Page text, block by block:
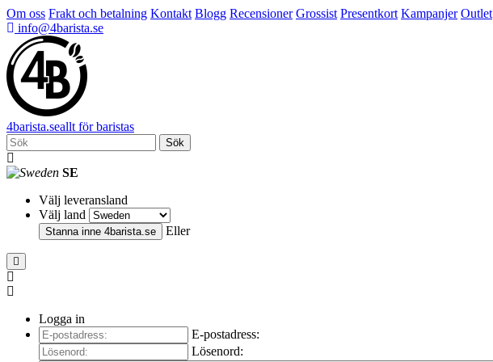
Om oss Frakt och betalning Kontakt Blogg Recensioner Grossist Presentkort Kampanjer Outlet
info@4barista.se
4barista.seallt för baristas
Sök
SE
Välj leveransland
Välj land
Stanna inne 4barista.se Eller
Logga in
E-postadress:
Lösenord: